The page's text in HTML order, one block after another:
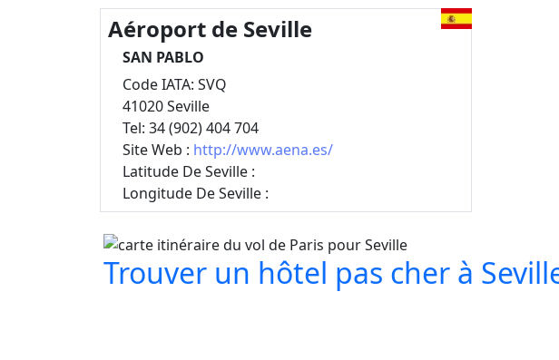
Aéroport de Seville
SAN PABLO
Code IATA: SVQ
41020 Seville
Tel: 34 (902) 404 704
Site Web : http://www.aena.es/
Latitude De Seville :
Longitude De Seville :
Trouver un hôtel pas cher à